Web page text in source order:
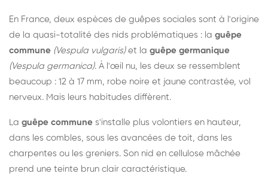
En France, deux espèces de guêpes sociales sont à l'origine
de la quasi-totalité des nids problématiques : la guêpe
commune (Vespula vulgaris)et la guêpe germanique
(Vespula germanica). À l'œil nu, les deux se ressemblent
beaucoup : 12 à 17 mm, robe noire et jaune contrastée, vol
nerveux. Mais leurs habitudes diffèrent.
La guêpe commune s'installe plus volontiers en hauteur,
dans les combles, sous les avancées de toit, dans les
charpentes ou les greniers. Son nid en cellulose mâchée
prend une teinte brun clair caractéristique.